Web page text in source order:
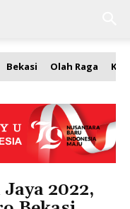
Bekasi Olah Raga
2022,